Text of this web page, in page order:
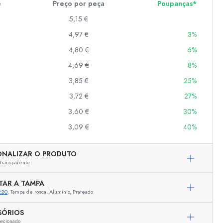
Preço por peça
Poupanças*
5,15 €
4,97 €
3%
4,80 €
6%
4,69 €
8%
3,85 €
25%
3,72 €
27%
3,60 €
30%
3,09 € 40%
O PRODUTO
Transparente
A TAMPA
, Tampa de rosca, Alumínio, Prateado